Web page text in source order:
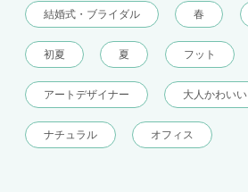
結婚式・ブライダル 春
初夏 夏 フット
アートデザイナー 大人かわいい
ナチュラル オフィス